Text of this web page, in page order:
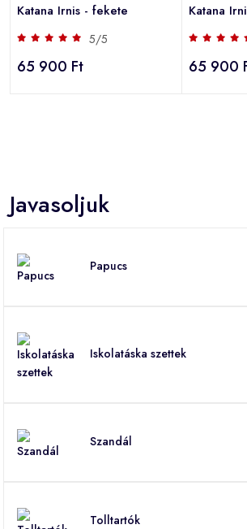
Katana Irnis - fekete
5/5
65 900 Ft
Katana
65 900
Javasoljuk
Papucs
Iskolatáska szettek
Szandál
Tolltartók